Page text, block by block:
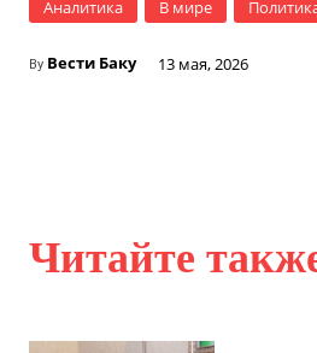
Аналитика В мире
By Вести Баку 13 мая, 2026
Читайте